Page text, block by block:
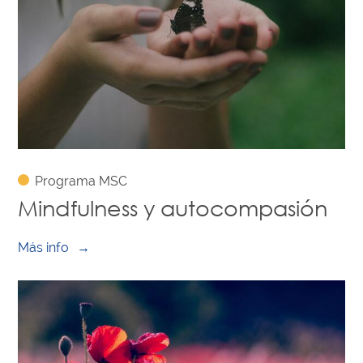
Programa MSC
Mindfulness y autocompasión
Más info